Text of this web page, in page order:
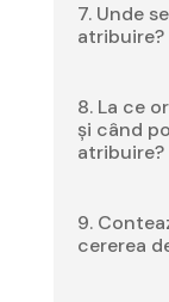
7. Unde
atribuire?
8. La ce
și când
atribuire?
9.
cererea